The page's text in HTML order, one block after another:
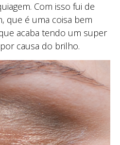
Com isso fui de
que é uma coisa bem
acaba tendo um super
causa do brilho.